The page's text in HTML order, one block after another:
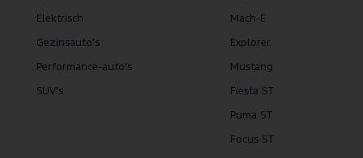
Elektrisch
Gezinsauto's
Performance-auto's
SUV's
Mach-E
Explorer
Mustang
Fiesta ST
Puma ST
Focus ST